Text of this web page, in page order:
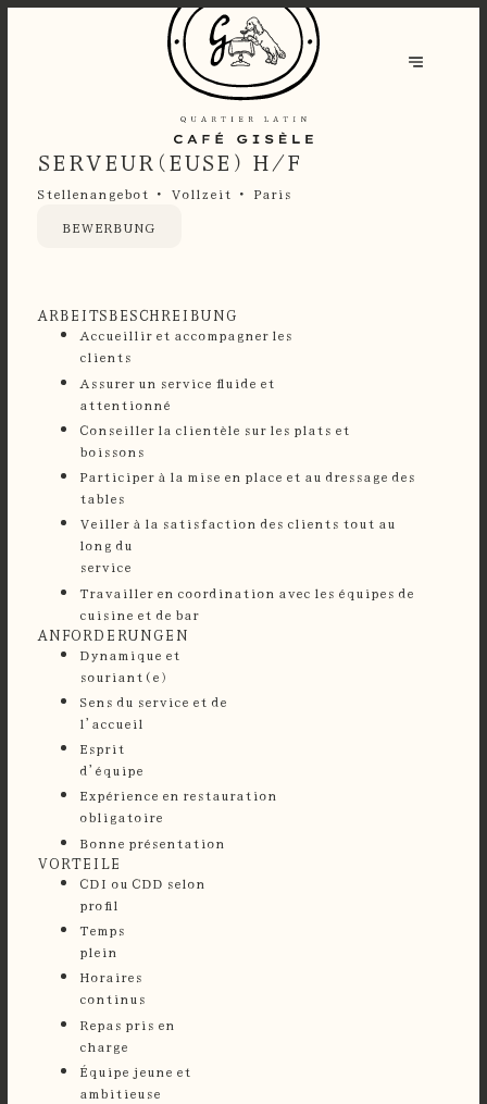
SERVEUR(EUSE) H/F
Stellenangebot Vollzeit
Paris
BEWERBUNG
ARBEITSBESCHREIBUNG
Accueillir et accompagner les
clients
Assurer un service fluide et
attentionné
⁠Conseiller la clientèle sur les plats et
boissons
⁠Participer à la mise en place et au dressage des
tables
⁠Veiller à la satisfaction des clients tout au
long du
service
Travailler en coordination avec les équipes de
cuisine et de bar
ANFORDERUNGEN
Dynamique et
Sens du service et de
Esprit
Expérience en restauration
Bonne présentation
VORTEILE
CDI ou CDD selon
profil
⁠Temps
Horaires
⁠Repas pris en
charge
Équipe jeune et
ambitieuse